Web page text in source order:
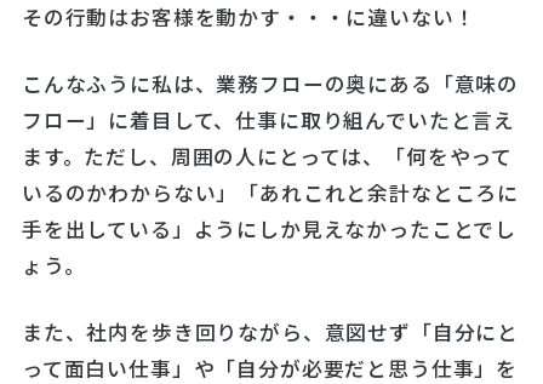
その行動はお客様を動かす・・・に違いない！
こんなふうに私は、業務フローの奥にある「意味の
フロー」に着目して、仕事に取り組んでいたと言え
ます。ただし、周囲の人にとっては、「何をやって
いるのかわからない」「あれこれと余計なところに
手を出している」ようにしか見えなかったことでし
ょう。
また、社内を歩き回りながら、意図せず「自分にと
って面白い仕事」や「自分が必要だと思う仕事」を